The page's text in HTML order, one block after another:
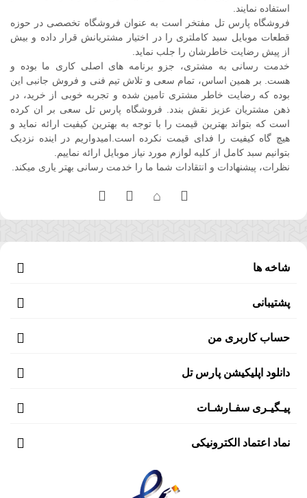
استفاده نمایند.
فروشگاه پارس تل مفتخر است به عنوان فروشگاه تخصصی در حوزه
قطعات موبایل سبد کاملتری را در اختیار مشتریانش قرار داده و بیش
از پیش رضایت خاطرشان را جلب نماید.
خدمت رسانی به مشتری، جزو برنامه های اصلی کاری ما بوده و
هست. بر همین اساس، تمام سعی و تلاش تیم فنی و فروش جانبی این
بوده که رضایت خاطر مشتری تامین شده و تجربه خوبی از خرید، در
ذهن مشتریان عزیز نقش بندد. فروشگاه پارس تل سعی بر ان کرده
است که بتواند بهترین قیمت را با توجه به بهترین کیفیت ارائه نماید و
هیچ گاه کیفیت را فدای قیمت نکرده است.امیدواریم در اینده نزدیک
بتوانیم سبد کامل از کلیه لوازم مورد نیاز موبایل ارائه نماییم.
نظرات، پیشنهادات و انتقادات شما ما را خدمت رسانی بهتر یاری میکند.
شاخه ها
پشتیبانی
حساب کاربری من
دانلود اپلیکیشن پارس تل
پیـگیـری سفـارشـات
نماد اعتماد الکترونیکی